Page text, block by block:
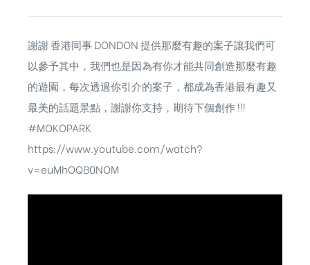
謝謝 香港同事 DONDON 提供那麼有趣的案子讓我們可
以參予其中，我們也是因為有你才能共同創造那麼有趣
的遊園，每次透過你引介的案子，都成為香港最有趣又
最美的話題景點，謝謝你支持，期待下個創作 !!!
#MOKOPARK
https://www.youtube.com/watch?
v=euMhOQB0NOM
含日本